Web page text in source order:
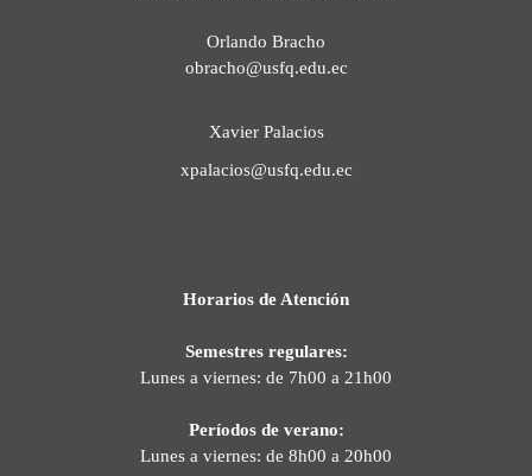
Orlando Bracho
obracho@usfq.edu.ec
Xavier Palacios
xpalacios@usfq.edu.ec
Horarios de Atención
Semestres regulares:
Lunes a viernes: de 7h00 a 21h00
Períodos de verano:
Lunes a viernes: de 8h00 a 20h00